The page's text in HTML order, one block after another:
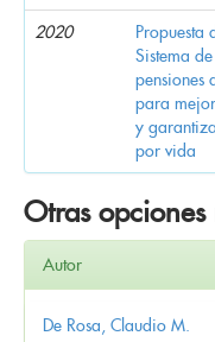
2020
Propuesta
Sistema
pensiones
para
y
por vida
Otras
Autor
De Rosa, Claudio M.